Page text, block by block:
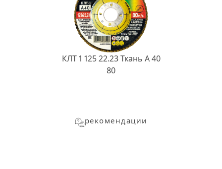
КЛТ 1 125 22.23 Ткань A 40
80
рекомендации